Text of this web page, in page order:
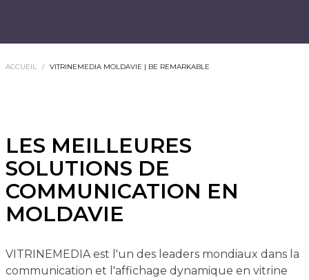
ACCUEIL VITRINEMEDIA MOLDAVIE | BE REMARKABLE
LES MEILLEURES
SOLUTIONS DE
COMMUNICATION EN
MOLDAVIE
VITRINEMEDIA est l'un des leaders mondiaux dans la
communication et l'affichage dynamique en vitrine